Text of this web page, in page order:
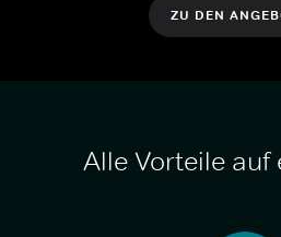
ZU DEN
Alle Vorteile auf